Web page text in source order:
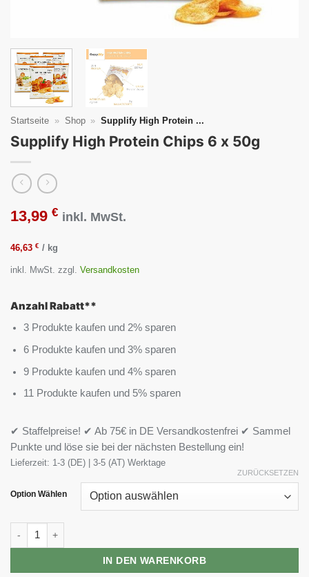
Startseite » Shop » Supplify High Protein ...
Supplify High Protein Chips 6 x 50g
13,99 € inkl. MwSt.
46,63 € / kg
inkl. MwSt. zzgl. Versandkosten
Anzahl Rabatt**
3 Produkte kaufen und 2% sparen
6 Produkte kaufen und 3% sparen
9 Produkte kaufen und 4% sparen
11 Produkte kaufen und 5% sparen
✔ Staffelpreise! ✔ Ab 75€ in DE Versandkostenfrei ✔ Sammel
Punkte und löse sie bei der nächsten Bestellung ein!
Lieferzeit: 1-3 (DE) | 3-5 (AT) Werktage
Option Wählen
ZURÜCKSETZEN
Supplify High Protein Chips 6 x 50g Menge
IN DEN WARENKORB